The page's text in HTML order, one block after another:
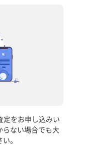
定をお申し込みい
ない場合でも大
。